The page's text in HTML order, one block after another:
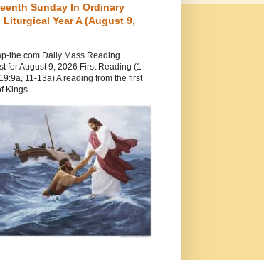
Sunday In Ordinary
Liturgical Year A (August 9,
the.com Daily Mass Reading
for August 9, 2026 First Reading (1
11-13a) A reading from the first
Kings ...